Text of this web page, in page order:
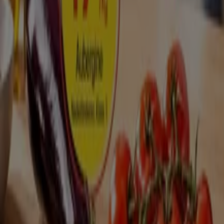
Utgår den 9/8Ludvika
EKO
Aktuella deals och erbjudanden
Utgår den 19/8 Ludvika